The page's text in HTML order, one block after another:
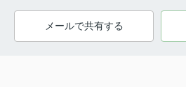
メールで共有する